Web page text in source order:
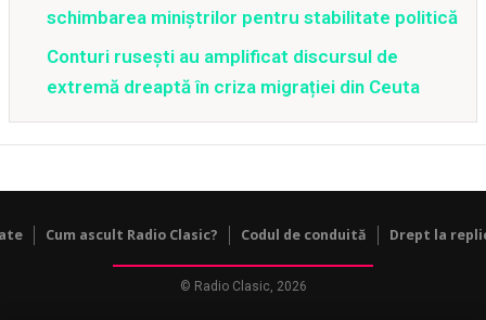
schimbarea miniștrilor pentru stabilitate politică
Conturi rusești au amplificat discursul de
extremă dreaptă în criza migrației din Ceuta
Cum ascult Radio Clasic? Codul de conduită Drept la
© Radio Clasic, 2026